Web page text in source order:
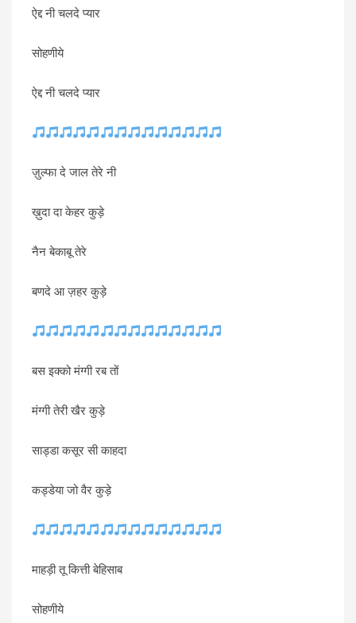
ऐद्द नी चलदे प्यार
सोहणीये
ऐद्द नी चलदे प्यार
ज़ुल्फा दे जाल तेरे नी
ख़ुदा दा केहर कुड़े
नैन बेकाबू तेरे
बणदे आ ज़हर कुड़े
बस इक्को मंग्गी रब तों
मंग्गी तेरी खैर कुड़े
साड्डा कसूर सी काहदा
कड्डेया जो वैर कुड़े
माहड़ी तू कित्ती बेहिसाब
सोहणीये